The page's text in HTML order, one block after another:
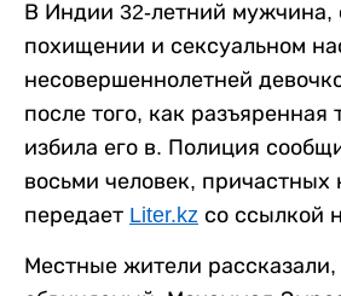
В Индии 32-летний мужчина,
похищении и сексуальном
несовершеннолетней
после того, как разъяренная
избила его в. Полиция
восьми человек,
передает Liter.kz со ссылкой
Местные жители рассказали,